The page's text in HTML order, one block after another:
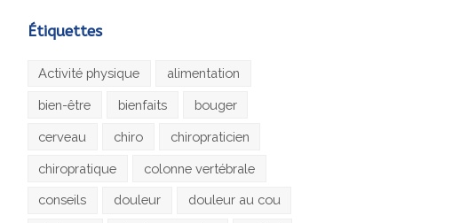
Étiquettes
Activité physique alimentation
bien-être bienfaits bouger
cerveau chiro chiropraticien
chiropratique colonne vertébrale
conseils douleur douleur au cou